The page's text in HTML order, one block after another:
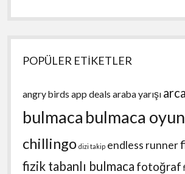
POPÜLER ETİKETLER
angry birds app deals araba yarışı
bulmaca bulmaca
chillingo dizi takip endless runner
fizik tabanlı bulmaca fotoğraf